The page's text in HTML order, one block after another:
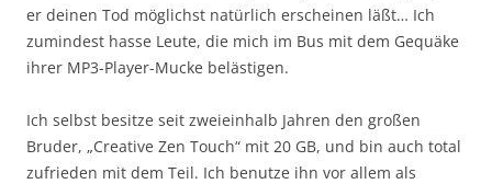
er deinen Tod möglichst natürlich erscheinen läßt… Ich
zumindest hasse Leute, die mich im Bus mit dem Gequäke
ihrer MP3-Player-Mucke belästigen.
Ich selbst besitze seit zweieinhalb Jahren den großen
Bruder, „Creative Zen Touch“ mit 20 GB, und bin auch total
zufrieden mit dem Teil. Ich benutze ihn vor allem als